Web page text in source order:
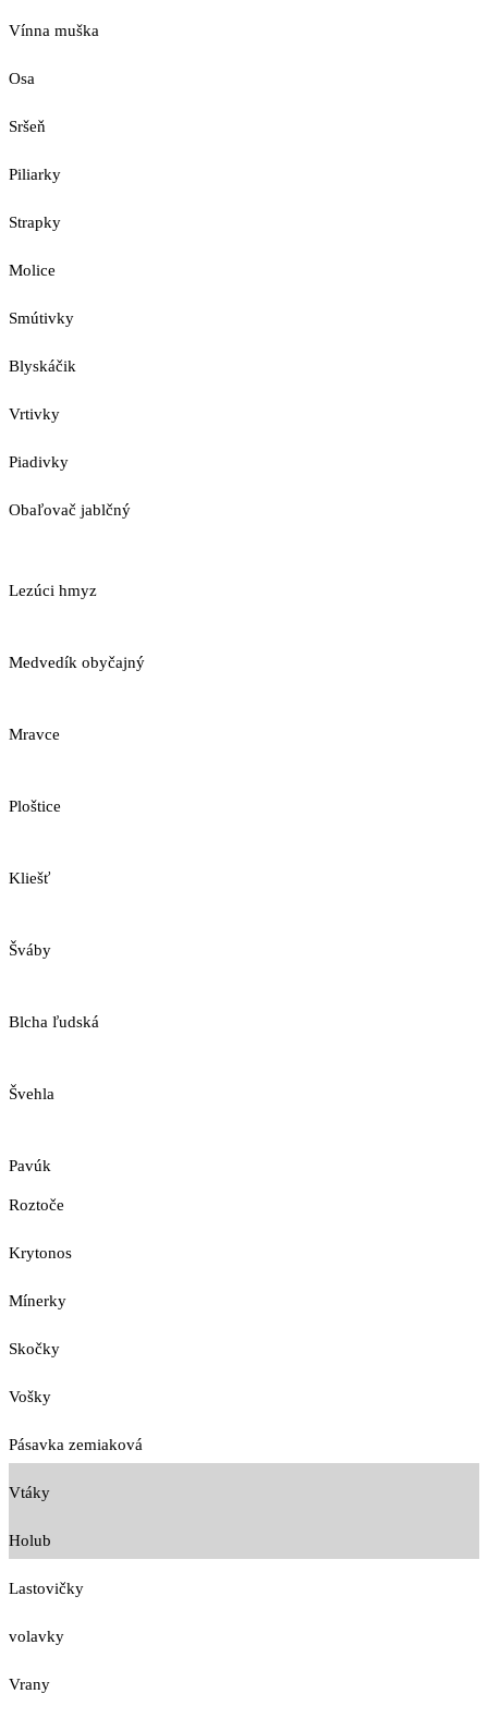
Vínna muška
Osa
Sršeň
Piliarky
Strapky
Molice
Smútivky
Blyskáčik
Vrtivky
Piadivky
Obaľovač jablčný
Lezúci hmyz
Medvedík obyčajný
Mravce
Ploštice
Kliešť
Šváby
Blcha ľudská
Švehla
Pavúk
Roztoče
Krytonos
Mínerky
Skočky
Vošky
Pásavka zemiaková
Vtáky
Holub
Lastovičky
volavky
Vrany